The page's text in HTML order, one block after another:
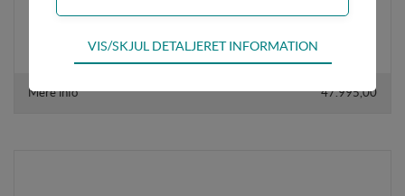
Løvtrailer
47.995,00
Mere info
Teknisk
Tekniske cookies er nødvendige for hjemmesidens
VIS/SKJUL DETALJERET INFORMATION